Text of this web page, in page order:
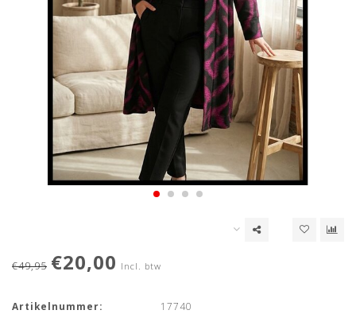
€49,95 €20,00 Incl. btw
Artikelnummer: 17740